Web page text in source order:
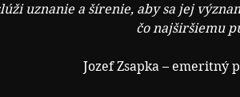
uznanie a šírenie, aby sa jej
čo najširšiemu
Jozef Zsapka – emeritný